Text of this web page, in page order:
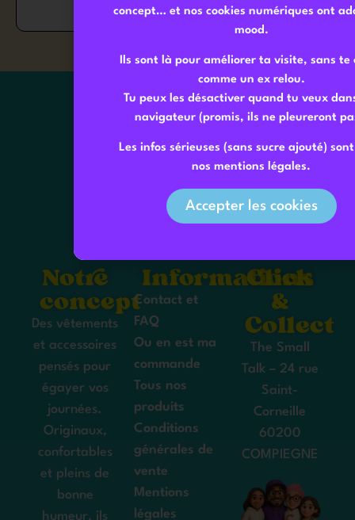
Notre
concept
Des vêtements
et accessoires
pensés pour
égayer vos
journées.
Originaux,
confortables
et pleins de
bonne
humeur, ils
Informations
Contact et
FAQ
Ou en est ma
commande
Tous nos
produits
Conditions
générales de
vente
Mentions
légales
Click
&
Collect
The Small
Talk – 24 rue
Saint-
Corneille
60200
COMPIEGNE
concept… et nos cookies numériques ont
mood.
Ils sont là pour améliorer ta visite, sans te
comme un ex relou.
Tu peux les désactiver quand tu veux
navigateur (promis, ils ne pleureront
Les infos sérieuses (sans sucre ajouté)
nos mentions légales.
Accepter les cookies